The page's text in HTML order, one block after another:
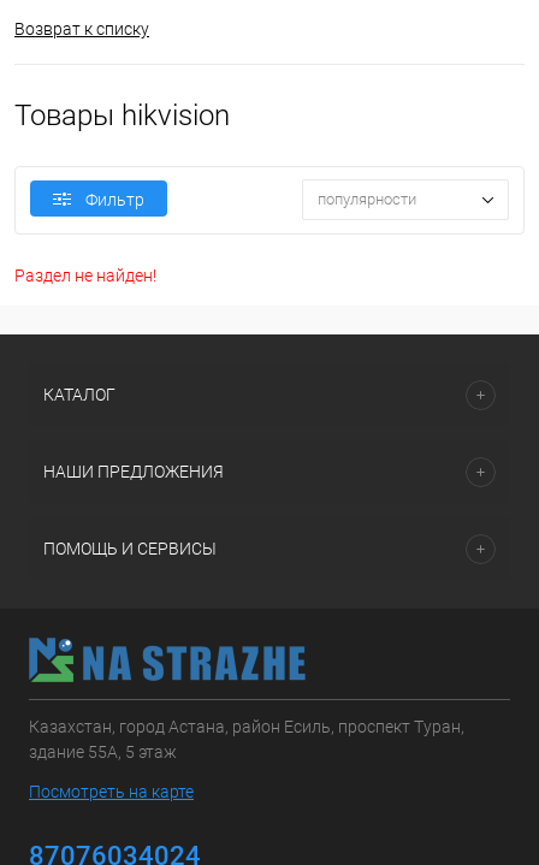
Возврат к списку
Товары hikvision
Фильтр популярности
Раздел не найден!
КАТАЛОГ
НАШИ ПРЕДЛОЖЕНИЯ
ПОМОЩЬ И СЕРВИСЫ
Казахстан, город Астана, район Есиль, проспект Туран,
здание 55А, 5 этаж
Посмотреть на карте
87076034024